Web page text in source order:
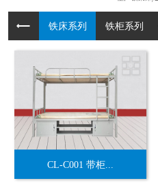
铁床系列 铁柜系列
CL-C001 带柜...